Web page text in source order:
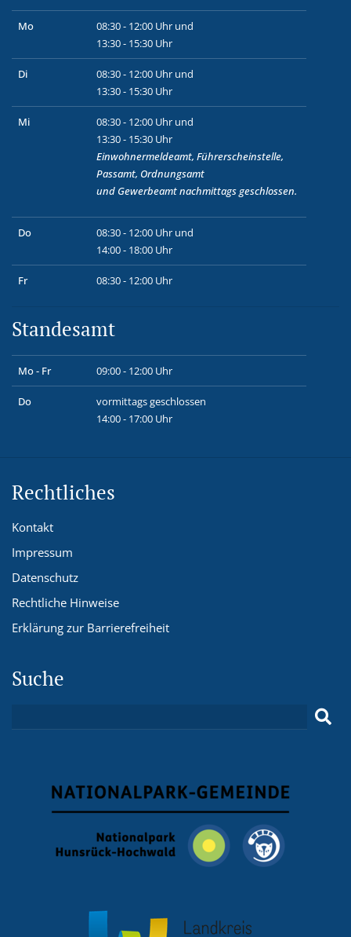
Mo
08:30 - 12:00 Uhr und
13:30 - 15:30 Uhr
Di
08:30 - 12:00 Uhr und
13:30 - 15:30 Uhr
Mi
08:30 - 12:00 Uhr und
13:30 - 15:30 Uhr
Einwohnermeldeamt, Führerscheinstelle,
Passamt, Ordnungsamt
und Gewerbeamtnachmittags geschlossen.
Do
08:30 - 12:00 Uhr und
14:00 - 18:00 Uhr
Fr 08:30 - 12:00 Uhr
Standesamt
Mo - Fr 09:00 - 12:00 Uhr
Do
vormittags geschlossen
14:00 - 17:00 Uhr
Rechtliches
Kontakt
Impressum
Datenschutz
Rechtliche Hinweise
Erklärung zur Barrierefreiheit
Suche